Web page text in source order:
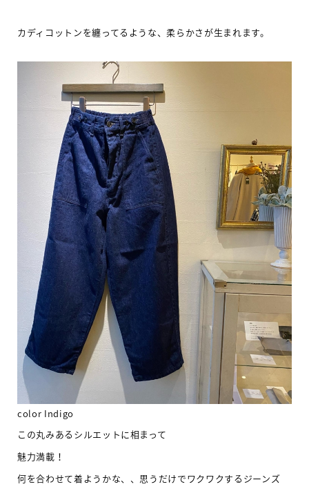
カディコットンを纏ってるような、柔らかさが生まれます。
color Indigo
この丸みあるシルエットに相まって
魅力満載！
何を合わせて着ようかな、、思うだけでワクワクするジーンズ